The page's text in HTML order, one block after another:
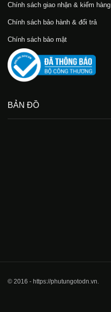
Chính sách giao nhận & kiểm hàng
Chính sách bảo hành & đổi trả
Chính sách bảo mật
BẢN ĐỒ
© 2016 - https://phutungotodn.vn.